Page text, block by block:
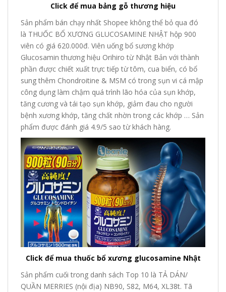
Click để mua bảng gỗ thương hiệu
Sản phẩm bán chạy nhất Shopee không thể bỏ qua đó
là THUỐC BỔ XƯƠNG GLUCOSAMINE NHẬT hộp 900
viên có giá 620.000đ. Viên uống bổ sương khớp
Glucosamin thương hiệu Orihiro từ Nhật Bản với thành
phần được chiết xuất trực tiếp từ tôm, cua biển, có bổ
sung thêm Chondroitine & MSM có trong sụn vi cá mập
công dụng làm chậm quá trình lão hóa của sụn khớp,
tăng cương và tái tạo sụn khớp, giảm đau cho người
bệnh xương khớp, tăng chất nhờn trong các khớp … Sản
phẩm được đánh giá 4.9/5 sao từ khách hàng.
Click để mua thuốc bổ xương glucosamine Nhật
Sản phẩm cuối trong danh sách Top 10 là TẢ DÁN/
QUẦN MERRIES (nội địa) NB90, S82, M64, XL38t. Tã